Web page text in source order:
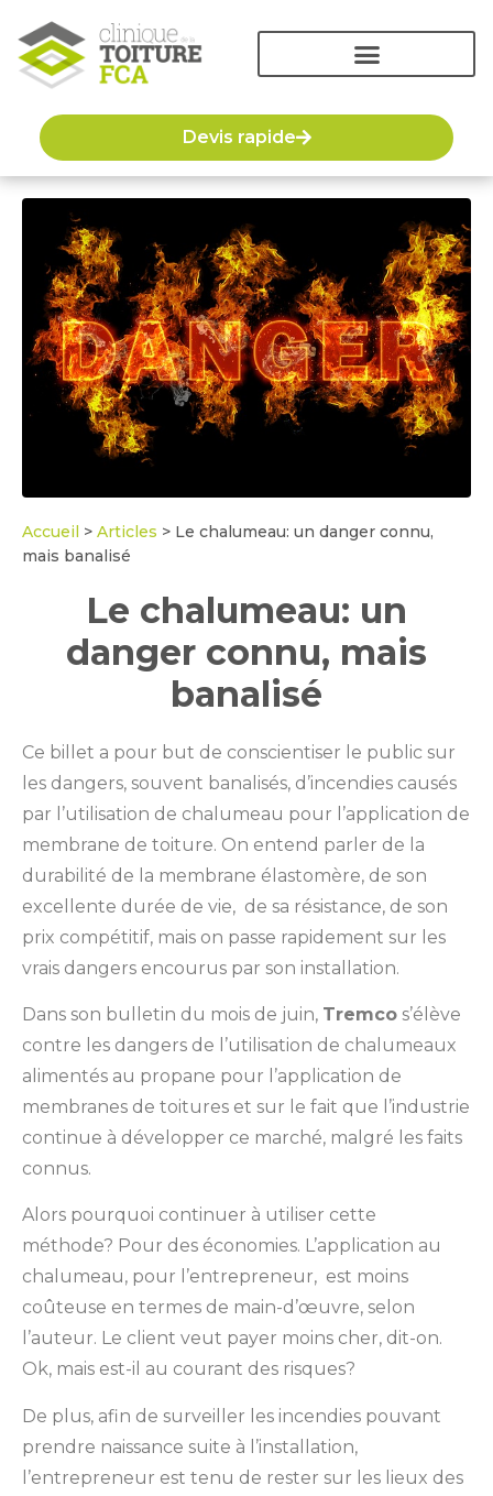
Devis rapide
Accueil > Articles > Le chalumeau: un danger connu,
mais banalisé
Le chalumeau: un
danger connu, mais
banalisé
Ce billet a pour but de conscientiser le public sur
les dangers, souvent banalisés, d’incendies causés
par l’utilisation de chalumeau pour l’application de
membrane de toiture. On entend parler de la
durabilité de la membrane élastomère, de son
excellente durée de vie, de sa résistance, de son
prix compétitif, mais on passe rapidement sur les
vrais dangers encourus par son installation.
Dans son bulletin du mois de juin, Tremco s’élève
contre les dangers de l’utilisation de chalumeaux
alimentés au propane pour l’application de
membranes de toitures et sur le fait que l’industrie
continue à développer ce marché, malgré les faits
connus.
Alors pourquoi continuer à utiliser cette
méthode? Pour des économies. L’application au
chalumeau, pour l’entrepreneur, est moins
coûteuse en termes de main-d’œuvre, selon
l’auteur. Le client veut payer moins cher, dit-on.
Ok, mais est-il au courant des risques?
De plus, afin de surveiller les incendies pouvant
prendre naissance suite à l’installation,
l’entrepreneur est tenu de rester sur les lieux des